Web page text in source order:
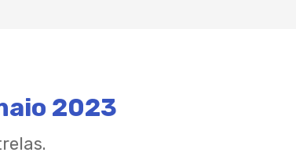
2023